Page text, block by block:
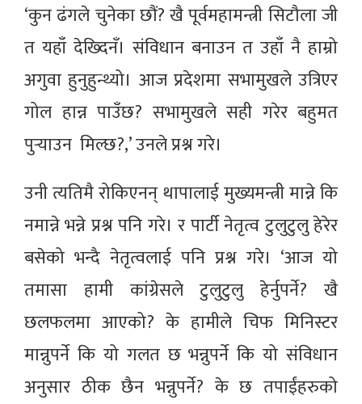
‘कुन ढंगले चुनेका छौं? खै पूर्वमहामन्त्री सिटौला जी
त यहाँ देख्दिनँ। संविधान बनाउन त उहाँ नै हाम्रो
अगुवा हुनुहुन्थ्यो। आज प्रदेशमा सभामुखले उत्रिएर
गोल हान्न पाउँछ? सभामुखले सही गरेर बहुमत
पुर्‍याउन मिल्छ?,’ उनले प्रश्न गरे।
उनी त्यतिमै रोकिएनन् थापालाई मुख्यमन्त्री मान्ने कि
नमान्ने भन्ने प्रश्न पनि गरे। र पार्टी नेतृत्व टुलुटुलु हेरेर
बसेको भन्दै नेतृत्वलाई पनि प्रश्न गरे। ‘आज यो
तमासा हामी कांग्रेसले टुलुटुलु हेर्नुपर्ने? खै
छलफलमा आएको? के हामीले चिफ मिनिस्टर
मान्नुपर्ने कि यो गलत छ भन्नुपर्ने कि यो संविधान
अनुसार ठीक छैन भन्नुपर्ने? के छ तपाईंहरुको